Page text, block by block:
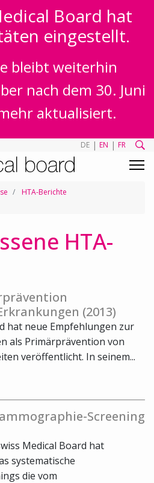
Board hat
eingestellt.
bleibt weiterhin
nach dem 30. Juni
aktualisiert.
DE | EN | FR
HTA-Berichte
HTA-
(2013)
hat neue Empfehlungen zur
als Primärprävention von
veröffentlicht. In seinem...
Screening
Medical Board hat
systematische
die vom